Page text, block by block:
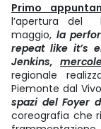
Primo
l’apertura del
maggio, la
repeat like it’s
Jenkins,
regionale
Piemonte dal
spazi del Foyer
coreografia che